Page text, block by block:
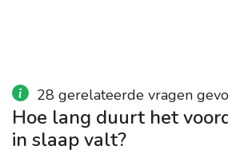
28 gerelateerde vragen
Hoe lang duurt het
in slaap valt?